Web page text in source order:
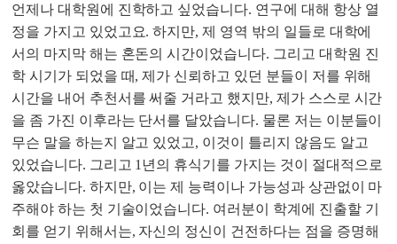
언제나 대학원에 진학하고 싶었습니다. 연구에 대해 항상 열
정을 가지고 있었고요. 하지만, 제 영역 밖의 일들로 대학에
서의 마지막 해는 혼돈의 시간이었습니다. 그리고 대학원 진
학 시기가 되었을 때, 제가 신뢰하고 있던 분들이 저를 위해
시간을 내어 추천서를 써줄 거라고 했지만, 제가 스스로 시간
을 좀 가진 이후라는 단서를 달았습니다. 물론 저는 이분들이
무슨 말을 하는지 알고 있었고, 이것이 틀리지 않음도 알고
있었습니다. 그리고 1년의 휴식기를 가지는 것이 절대적으로
옳았습니다. 하지만, 이는 제 능력이나 가능성과 상관없이 마
주해야 하는 첫 기술이었습니다. 여러분이 학계에 진출할 기
회를 얻기 위해서는, 자신의 정신이 건전하다는 점을 증명해